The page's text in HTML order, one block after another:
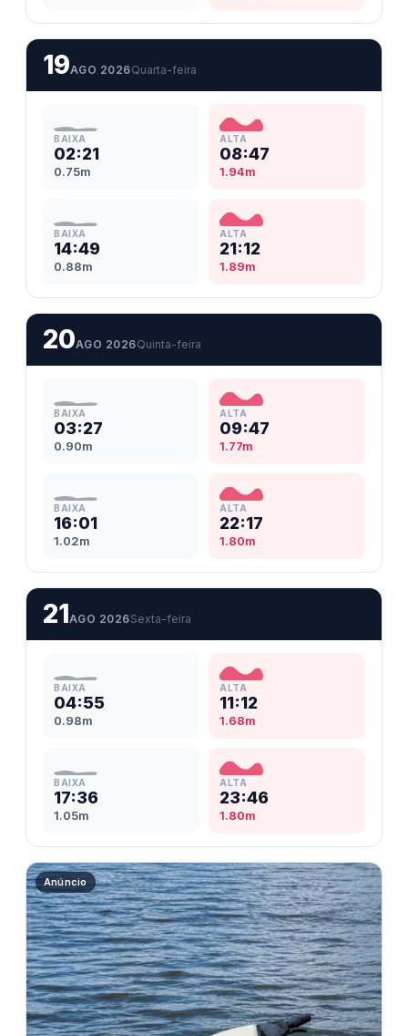
19AGO 2026Quarta-feira
BAIXA
02:21
0.75m
ALTA
08:47
1.94m
BAIXA
14:49
0.88m
ALTA
21:12
1.89m
20AGO 2026Quinta-feira
BAIXA
03:27
0.90m
ALTA
09:47
1.77m
BAIXA
16:01
1.02m
ALTA
22:17
1.80m
21AGO 2026Sexta-feira
BAIXA
04:55
0.98m
ALTA
11:12
1.68m
BAIXA
17:36
1.05m
ALTA
23:46
1.80m
Anúncio